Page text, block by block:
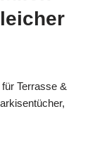
Terrasse &